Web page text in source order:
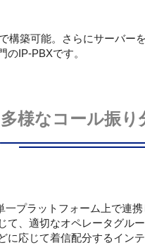
構築可能。さらにサーバー
のIP-PBXです。
多様なコール振り
一プラットフォーム上で連
て、適切なオペレータグル
に応じて着信配分するイン